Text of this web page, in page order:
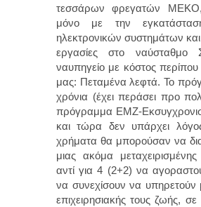
τεσσάρων φρεγατών ΜΕΚΟ,
μόνο με την
ηλεκτρονικών συστημάτων και
εργασίες στο ναύσταθμο
ναυπηγείο με κόστος
μας: Πεταμένα λεφτά. Το
χρόνια (έχει περάσει προ
πρόγραμμα ΕΜΖ-
και τώρα δεν υπάρχει
χρήματα θα μπορούσαν να
μιας ακόμα
αντί για 4 (2+2) να
να συνεχίσουν να υπηρετούν
επιχειρησιακής τους ζωής,